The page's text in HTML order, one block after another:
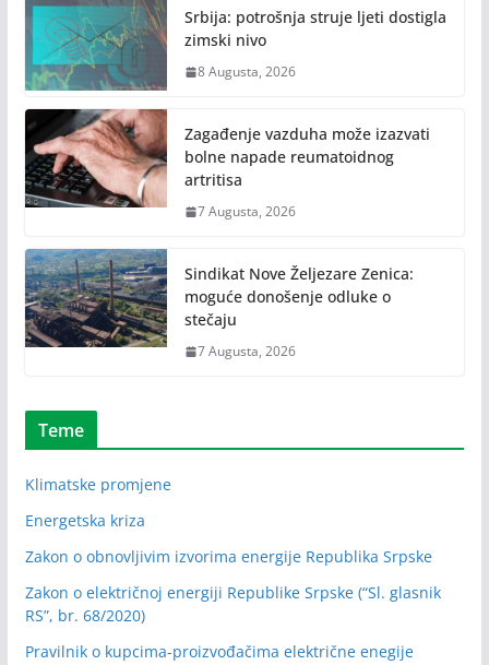
Srbija: potrošnja struje ljeti dostigla
zimski nivo
8 Augusta, 2026
Zagađenje vazduha može izazvati
bolne napade reumatoidnog
artritisa
7 Augusta, 2026
Sindikat Nove Željezare Zenica:
moguće donošenje odluke o
stečaju
7 Augusta, 2026
Teme
Klimatske promjene
Energetska kriza
Zakon o obnovljivim izvorima energije Republika Srpske
Zakon o električnoj energiji Republike Srpske (“Sl. glasnik
RS”, br. 68/2020)
Pravilnik o kupcima-proizvođačima električne enegije